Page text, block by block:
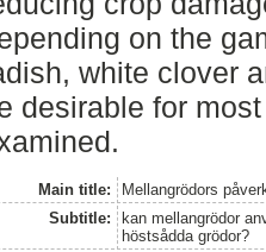
on the
white clover
desirable for
Main title:
Mellangrödors
Subtitle:
kan mellangrödor
höstsådda grödor?